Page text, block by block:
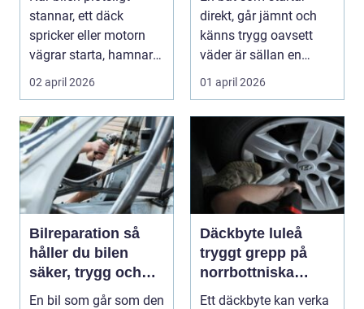
stannar, ett däck
spricker eller motorn
vägrar starta, hamnar
många i samma läge...
02 april 2026
direkt, går jämnt och
känns trygg oavsett
väder är sällan en
slump. Bakom varje p...
01 april 2026
Bilreparation så
håller du bilen
säker, trygg och
ekonomisk
En bil som går som den
Däckbyte luleå
tryggt grepp på
norrbottniska
vägar
Ett däckbyte kan verka